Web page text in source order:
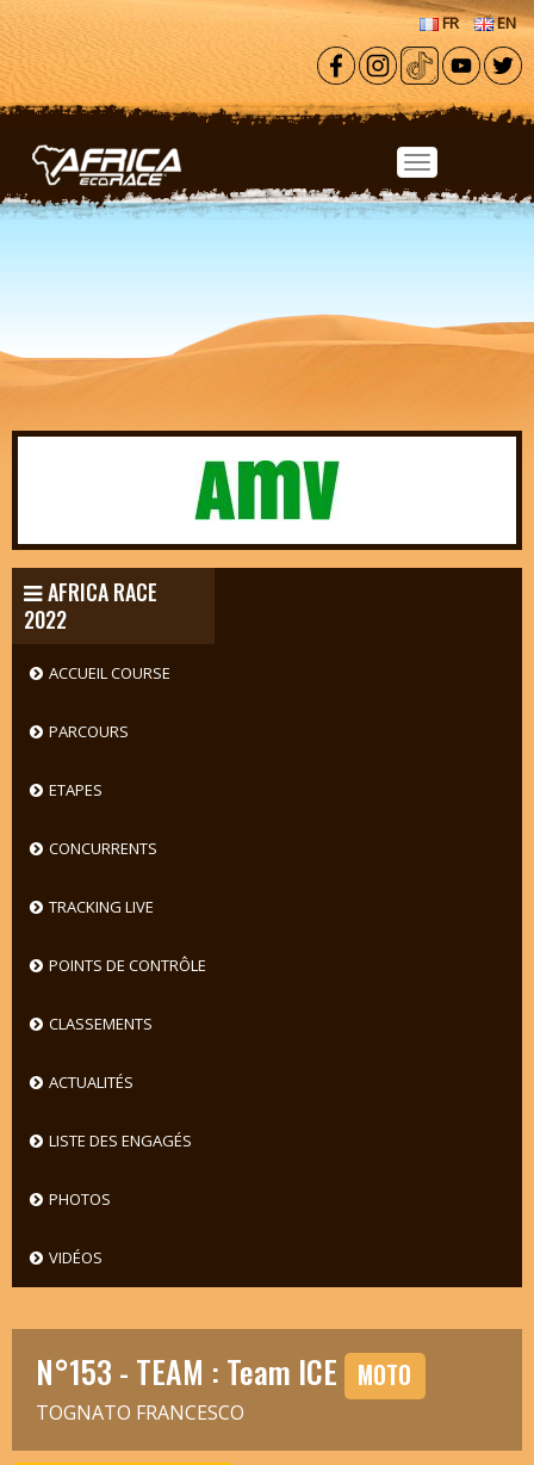
Aller au contenu principal
FR EN
AFRICA RACE
2022
ACCUEIL COURSE
PARCOURS
ETAPES
CONCURRENTS
TRACKING LIVE
POINTS DE CONTRÔLE
CLASSEMENTS
ACTUALITÉS
LISTE DES ENGAGÉS
PHOTOS
VIDÉOS
N°153 - TEAM : Team ICE MOTO
TOGNATO FRANCESCO